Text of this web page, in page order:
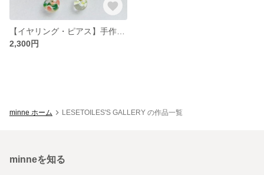
2,300円
minne ホーム LESETOILES'S GALLERY の作品一覧
minneを知る